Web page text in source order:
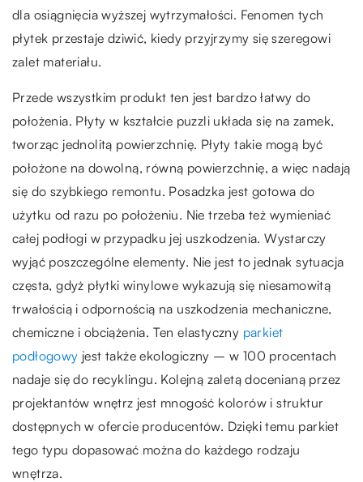
dla osiągnięcia wyższej wytrzymałości. Fenomen tych
płytek przestaje dziwić, kiedy przyjrzymy się szeregowi
zalet materiału.
Przede wszystkim produkt ten jest bardzo łatwy do
położenia. Płyty w kształcie puzzli układa się na zamek,
tworząc jednolitą powierzchnię. Płyty takie mogą być
położone na dowolną, równą powierzchnię, a więc nadają
się do szybkiego remontu. Posadzka jest gotowa do
użytku od razu po położeniu. Nie trzeba też wymieniać
całej podłogi w przypadku jej uszkodzenia. Wystarczy
wyjąć poszczególne elementy. Nie jest to jednak sytuacja
częsta, gdyż płytki winylowe wykazują się niesamowitą
trwałością i odpornością na uszkodzenia mechaniczne,
chemiczne i obciążenia. Ten elastyczny parkiet
podłogowy jest także ekologiczny – w 100 procentach
nadaje się do recyklingu. Kolejną zaletą docenianą przez
projektantów wnętrz jest mnogość kolorów i struktur
dostępnych w ofercie producentów. Dzięki temu parkiet
tego typu dopasować można do każdego rodzaju
wnętrza.